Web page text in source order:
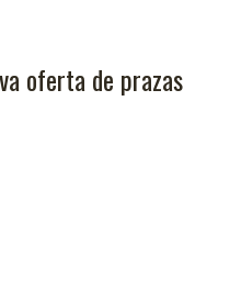
oferta de prazas